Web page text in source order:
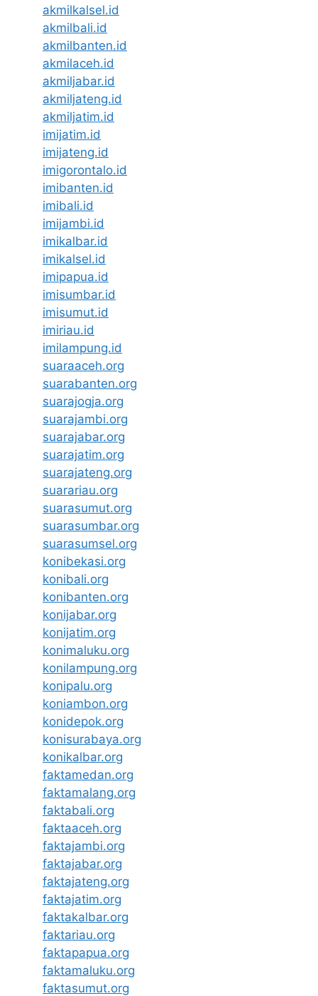
akmilkalsel.id
akmilbali.id
akmilbanten.id
akmilaceh.id
akmiljabar.id
akmiljateng.id
akmiljatim.id
imijatim.id
imijateng.id
imigorontalo.id
imibanten.id
imibali.id
imijambi.id
imikalbar.id
imikalsel.id
imipapua.id
imisumbar.id
imisumut.id
imiriau.id
imilampung.id
suaraaceh.org
suarabanten.org
suarajogja.org
suarajambi.org
suarajabar.org
suarajatim.org
suarajateng.org
suarariau.org
suarasumut.org
suarasumbar.org
suarasumsel.org
konibekasi.org
konibali.org
konibanten.org
konijabar.org
konijatim.org
konimaluku.org
konilampung.org
konipalu.org
koniambon.org
konidepok.org
konisurabaya.org
konikalbar.org
faktamedan.org
faktamalang.org
faktabali.org
faktaaceh.org
faktajambi.org
faktajabar.org
faktajateng.org
faktajatim.org
faktakalbar.org
faktariau.org
faktapapua.org
faktamaluku.org
faktasumut.org